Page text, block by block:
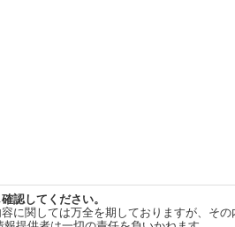
認してください。
に関しては万全を期しておりますが、そ